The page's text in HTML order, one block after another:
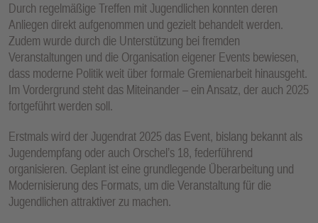
Durch regelmäßige Treffen mit Jugendlichen konnten deren
Anliegen direkt aufgenommen und gezielt behandelt werden.
Zudem wurde durch die Unterstützung bei fremden
Veranstaltungen und die Organisation eigener Events bewiesen,
dass moderne Politik weit über formale Gremienarbeit hinausgeht.
Im Vordergrund steht das Miteinander – ein Ansatz, der auch 2025
fortgeführt werden soll.
Erstmals wird der Jugendrat 2025 das Event, bislang bekannt als
Jugendempfang oder auch Orschel’s 18, federführend
organisieren. Geplant ist eine grundlegende Überarbeitung und
Modernisierung des Formats, um die Veranstaltung für die
Jugendlichen attraktiver zu machen.